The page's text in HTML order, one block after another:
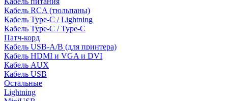
Кабель RCA (тюльпаны)
Кабель Type-C / Lightning
Кабель Type-C / Type-C
Патч-корд
Кабель USB-A/B (для принтера)
Кабель HDMI и VGA и DVI
Кабель AUX
Кабель USB
Остальные
Lightning